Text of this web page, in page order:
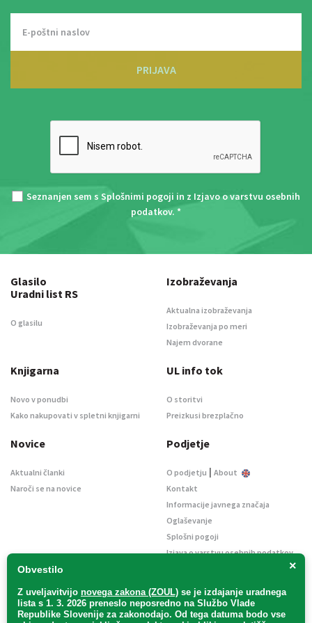
PRIJAVA
Seznanjen sem s Splošnimi pogoji in z Izjavo o varstvu osebnih
podatkov. *
×
Obvestilo
Z uveljavitvijo novega zakona (ZOUL) se je izdajanje uradnega
lista s 1. 3. 2026 preneslo neposredno na Službo Vlade
Republike Slovenije za zakonodajo. Od tega datuma bodo vse
Glasilo
Uradni list RS
O glasilu
Izobraževanja
Aktualna izobraževanja
Izobraževanja po meri
Najem dvorane
Knjigarna
Novo v ponudbi
Kako nakupovati v spletni knjigarni
UL info tok
O storitvi
Preizkusi brezplačno
Novice
Aktualni članki
Naroči se na novice
Podjetje
O podjetju | About
Kontakt
Informacije javnega značaja
Oglaševanje
Splošni pogoji
Izjava o varstvu osebnih podatkov